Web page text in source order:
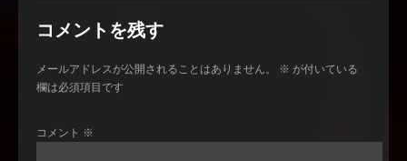
コメントを残す
メールアドレスが公開されることはありません。 ※ が付いている
欄は必須項目です
コメント ※